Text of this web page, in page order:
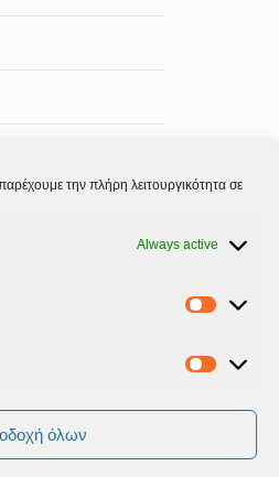
την πλήρη λειτουργικότητα σε
Always active
όλων